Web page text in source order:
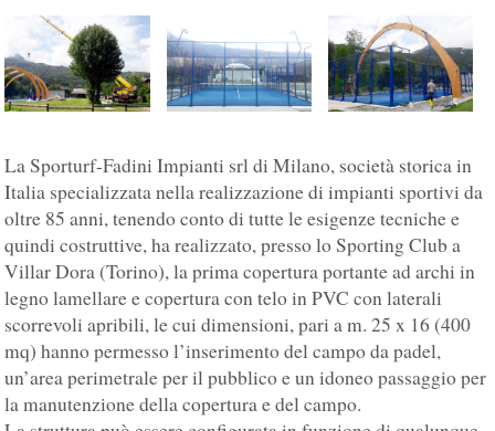
La Sporturf-Fadini Impianti srl di Milano, società storica in
Italia specializzata nella realizzazione di impianti sportivi da
oltre 85 anni, tenendo conto di tutte le esigenze tecniche e
quindi costruttive, ha realizzato, presso lo Sporting Club a
Villar Dora (Torino), la prima copertura portante ad archi in
legno lamellare e copertura con telo in PVC con laterali
scorrevoli apribili, le cui dimensioni, pari a m. 25 x 16 (400
mq) hanno permesso l’inserimento del campo da padel,
un’area perimetrale per il pubblico e un idoneo passaggio per
la manutenzione della copertura e del campo.